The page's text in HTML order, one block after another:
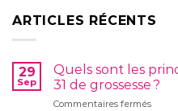
ARTICLES RÉCENTS
29
Sep
Quels sont les
31 de grossesse ?
Commentaires ferméssur